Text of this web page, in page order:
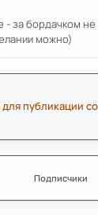
- за бордачком
можно)
для публикации
Подписчики